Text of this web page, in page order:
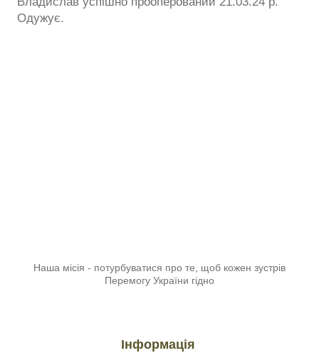
Одужує.
Наша місія - потурбуватися про те, щоб кожен зустрів
Перемогу України гідно
Інформація